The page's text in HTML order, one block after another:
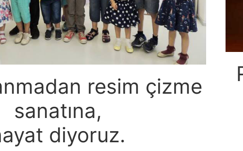
resim çizme
sanatına,
diyoruz.